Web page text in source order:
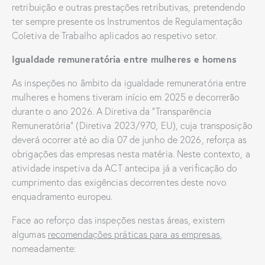
retribuição e outras prestações retributivas, pretendendo
ter sempre presente os Instrumentos de Regulamentação
Coletiva de Trabalho aplicados ao respetivo setor.
Igualdade remuneratória entre mulheres e homens
As inspeções no âmbito da igualdade remuneratória entre
mulheres e homens tiveram início em 2025 e decorrerão
durante o ano 2026. A Diretiva da “Transparência
Remuneratória” (Diretiva 2023/970, EU), cuja transposição
deverá ocorrer até ao dia 07 de junho de 2026, reforça as
obrigações das empresas nesta matéria. Neste contexto, a
atividade inspetiva da ACT antecipa já a verificação do
cumprimento das exigências decorrentes deste novo
enquadramento europeu.
Face ao reforço das inspeções nestas áreas, existem
algumas recomendações práticas para as empresas,
nomeadamente: